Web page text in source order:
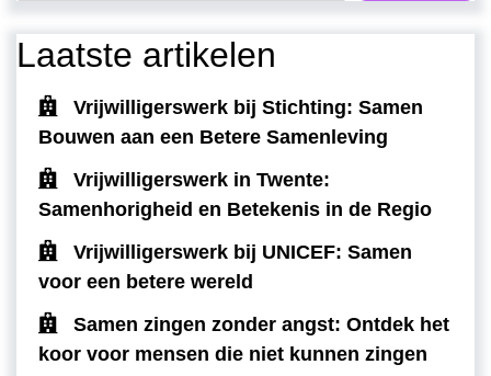
Laatste artikelen
Vrijwilligerswerk bij Stichting: Samen
Bouwen aan een Betere Samenleving
Vrijwilligerswerk in Twente:
Samenhorigheid en Betekenis in de Regio
Vrijwilligerswerk bij UNICEF: Samen
voor een betere wereld
Samen zingen zonder angst: Ontdek het
koor voor mensen die niet kunnen zingen